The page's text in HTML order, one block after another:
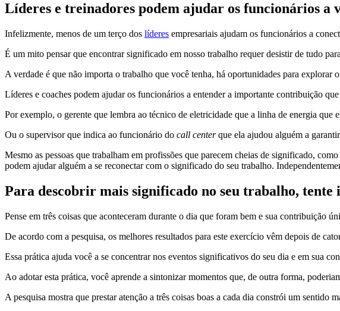
Líderes e treinadores podem ajudar os funcionários a
Infelizmente, menos de um terço dos líderes empresariais ajudam os funcionários a
É um mito pensar que encontrar significado em nosso trabalho requer desistir de tudo
A verdade é que não importa o trabalho que você tenha, há oportunidades para explorar
Líderes e coaches podem ajudar os funcionários a entender a importante contribuição
Por exemplo, o gerente que lembra ao técnico de eletricidade que a linha de energia
Ou o supervisor que indica ao funcionário do call centerque ela ajudou alguém a
Mesmo as pessoas que trabalham em profissões que parecem cheias de significado,
podem ajudar alguém a se reconectar com o significado do seu trabalho.
Para descobrir mais significado no seu trabalho, tente
Pense em três coisas que aconteceram durante o dia que foram bem e sua contribuição
De acordo com a pesquisa, os melhores resultados para este exercício vêm depois de
Essa prática ajuda você a se concentrar nos eventos significativos do seu dia e em sua
Ao adotar esta prática, você aprende a sintonizar momentos que, de outra forma,
A pesquisa mostra que prestar atenção a três coisas boas a cada dia constrói um